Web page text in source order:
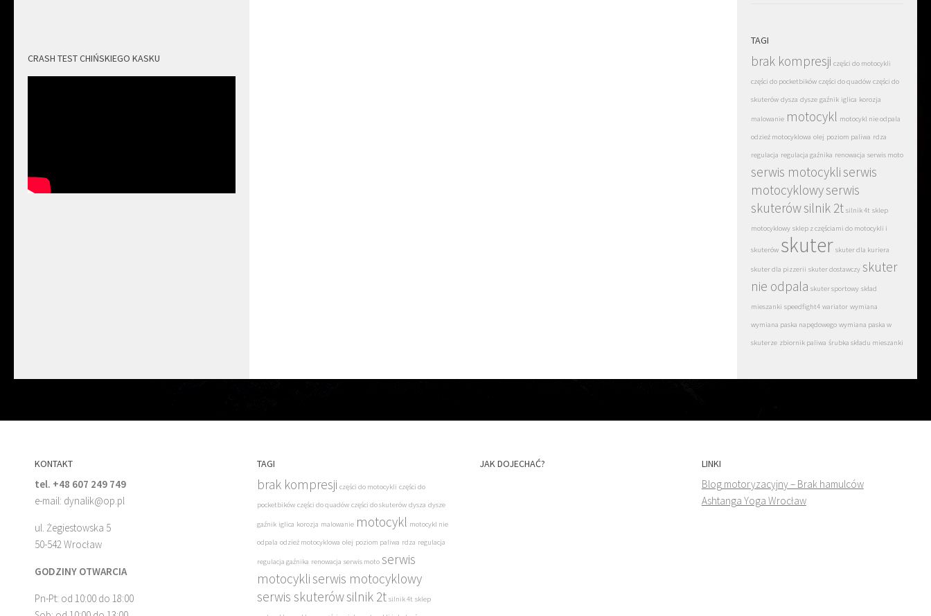
CRASH TEST CHIŃSKIEGO KASKU
TAGI
brak kompresji części do motocykli
części do pocketbików części do quadów części do
skuterów dysza dysze gaźnik iglica korozja
malowanie motocykl motocykl nie odpala
odzież motocyklowa olej poziom paliwa rdza
regulacja regulacja gaźnika renowacja serwis moto
serwis motocykliserwis
motocyklowyserwis
skuterówsilnik 2t silnik 4t sklep
motocyklowy sklep z częściami do motocykli i
skuterów skuter skuter dla kuriera
skuter dla pizzerii skuter dostawczy skuter
nie odpala skuter sportowy skład
mieszanki speedfight4 wariator wymiana
wymiana paska napędowego wymiana paska w
skuterze zbiornik paliwa śrubka składu mieszanki
KONTAKT
tel. +48 607 249 749
e-mail: dynalik@op.pl
ul. Żegiestowska 5
50-542 Wrocław
GODZINY OTWARCIA
Pn-Pt: od 10:00 do 18:00
TAGI
brak kompresji części do motocykli części do
pocketbików części do quadów części do skuterów dysza dysze
gaźnik iglica korozja malowanie motocykl motocykl nie
odpala odzież motocyklowa olej poziom paliwa rdza regulacja
regulacja gaźnika renowacja serwis moto serwis
motocykliserwis motocyklowy
serwis skuterówsilnik 2t silnik 4t sklep
JAK DOJECHAĆ? LINKI
Blog motoryzacyjny – Brak hamulców
Ashtanga Yoga Wrocław